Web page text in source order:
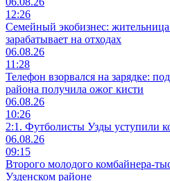
12:26
Семейный экобизнес: жительница
зарабатывает на отходах
06.08.26
11:28
Телефон взорвался на зарядке:
района получила ожог кисти
06.08.26
10:26
2:1. Футболисты Узды уступили
06.08.26
09:15
Второго молодого комбайнера-
Узденском районе